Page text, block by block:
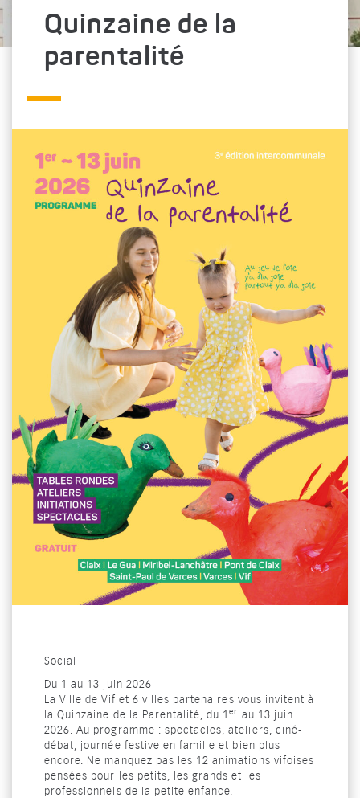
Quinzaine de la
parentalité
Catégorie : "
Social
Du 1 au 13 juin 2026
La Ville de Vif et 6 villes partenaires vous invitent à
la Quinzaine de la Parentalité, du 1er au 13 juin
2026. Au programme : spectacles, ateliers, ciné-
débat, journée festive en famille et bien plus
encore. Ne manquez pas les 12 animations vifoises
pensées pour les petits, les grands et les
professionnels de la petite enfance.